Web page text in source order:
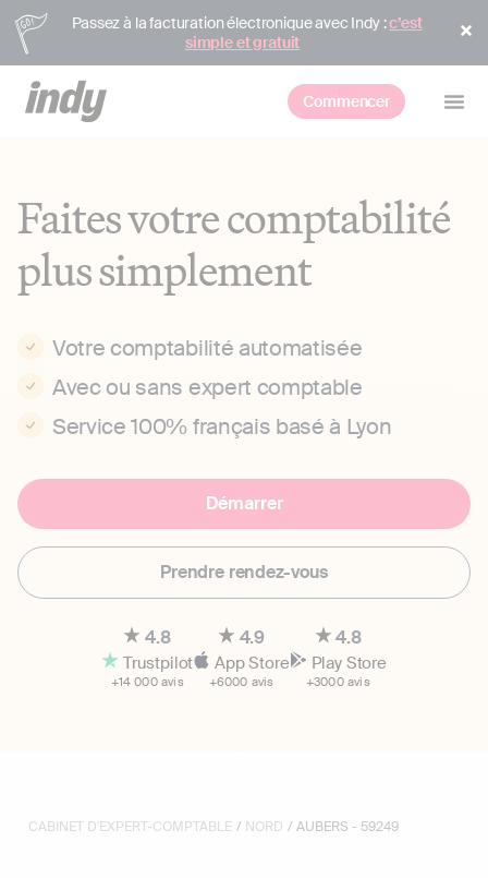
Passez à la facturation électronique avec Indy :c’est
simple et gratuit
Commencer
Faites votre comptabilité
plus simplement
Votre comptabilité automatisée
Avec ou sans expert comptable
Service 100% français basé à Lyon
Démarrer
Prendre rendez-vous
4.8
Trustpilot
+14 000 avis
4.9
App Store
+6000 avis
4.8
Play Store
+3000 avis
CABINET D'EXPERT-COMPTABLE / NORD / AUBERS - 59249